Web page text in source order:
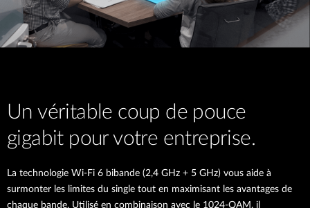
Un véritable coup de pouce
gigabit pour votre entreprise.
La technologie Wi-Fi 6 bibande (2,4 GHz + 5 GHz) vous aide à
surmonter les limites du single tout en maximisant les avantages de
chaque bande. Utilisé en combinaison avec le 1024-QAM, il